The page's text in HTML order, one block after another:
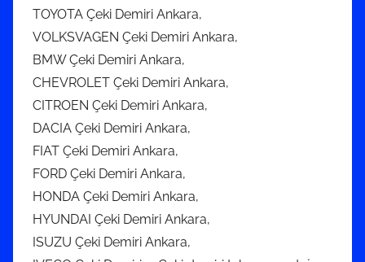
TOYOTA Çeki Demiri Ankara,
VOLKSVAGEN Çeki Demiri Ankara,
BMW Çeki Demiri Ankara,
CHEVROLET Çeki Demiri Ankara,
CITROEN Çeki Demiri Ankara,
DACIA Çeki Demiri Ankara,
FIAT Çeki Demiri Ankara,
FORD Çeki Demiri Ankara,
HONDA Çeki Demiri Ankara,
HYUNDAI Çeki Demiri Ankara,
ISUZU Çeki Demiri Ankara,